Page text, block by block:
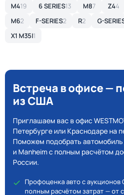
M419 6 SERIES13 M87 Z44
M62 F-SERIES2 R2 G-
X1 M35I1
Встреча в офисе —
из США
Приглашаем вас в офис
Петербурге или Краснодаре на
Поможем подобрать автомобиль
и Manheim с полным расчётом
России.
Профоценка авто с аукционов
полным расчётом затрат — от